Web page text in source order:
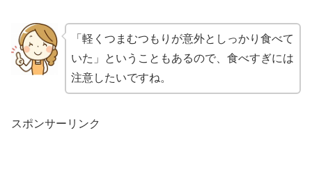
「軽くつまむつもりが意外としっかり食べて
いた」ということもあるので、食べすぎには
注意したいですね。
スポンサーリンク